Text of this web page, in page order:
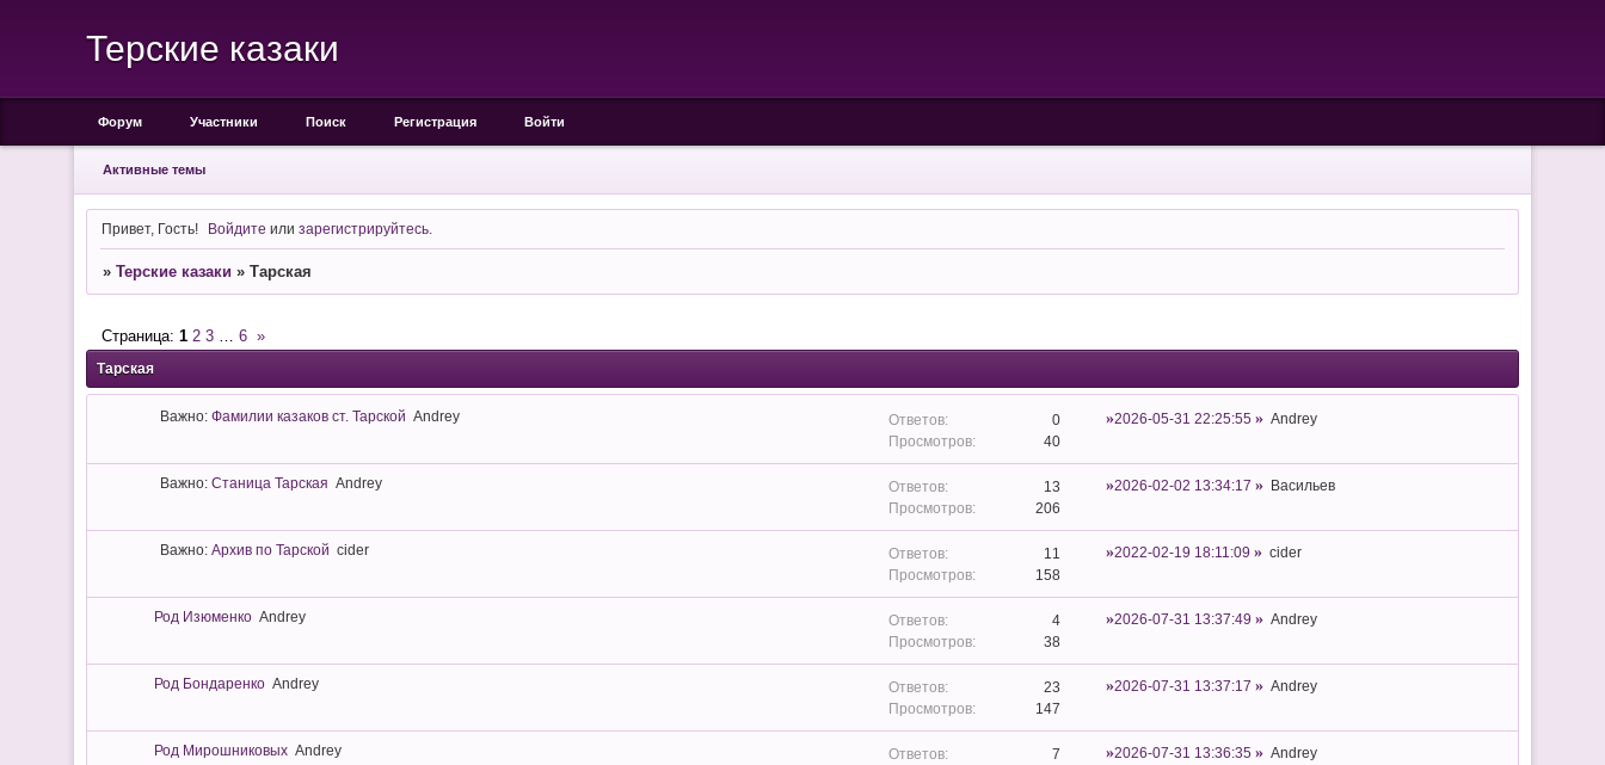
Терские казаки
Форум Участники Поиск Регистрация Войти
Активные темы
Привет, Гость! Войдите илизарегистрируйтесь
» Терские казаки » Тарская
Тарская
Страница: 1 2 3 6 »
Важно: Фамилии казаков ст. Тарской Andrey
0
40
2026-05-31 22:25:55 Andrey
Важно: Станица Тарская Andrey
13
206
2026-02-02 13:34:17 Васильев
Важно: Архив по Тарской cider
11
158
2022-02-19 18:11:09 cider
Род Изюменко Andrey
4
38
2026-07-31 13:37:49 Andrey
Род Бондаренко Andrey
23
147
2026-07-31 13:37:17 Andrey
Род Мирошниковых Andrey
7
2026-07-31 13:36:35 Andrey